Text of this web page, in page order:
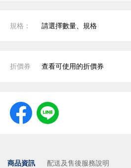
規格： 請選擇數量、規格
折價券 查看可使用的折價券
商品資訊 配送及售後服務說明